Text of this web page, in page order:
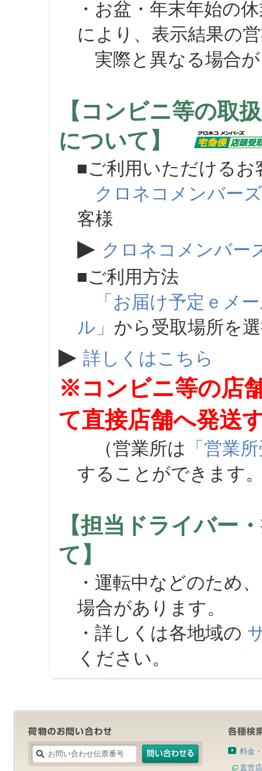
・お盆・年末年始の
により、表示結果の
実際と異なる場合が
【コンビニ等の取
について】
■ご利用いただけるお
クロネコメンバーズ
客様
▶ クロネコメンバー
■ご利用方法
「お届け予定ｅメ
ル」 から受取場所を
▶ 詳しくはこちら
※コンビニ等の店
て直接店舗へ発送
（営業所は 「営業
することができます
【担当ドライバー
て】
・運転中などのため
場合があります。
・詳しくは各地域の
ください。
料金
直営